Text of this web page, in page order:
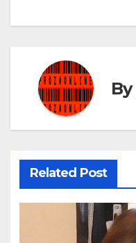
By
Related Post